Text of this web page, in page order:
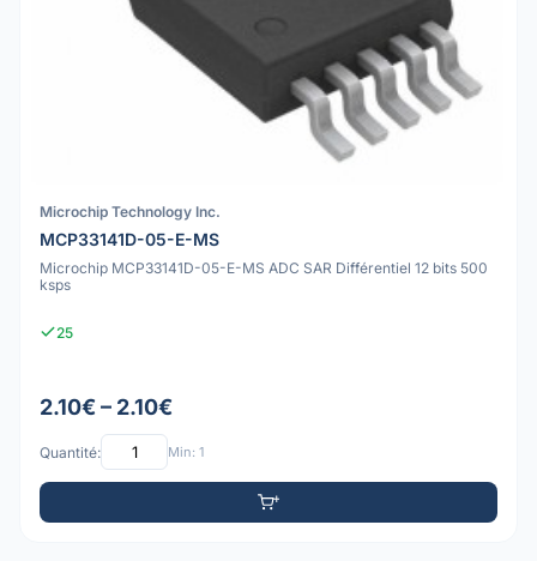
Microchip Technology Inc.
MCP33141D-05-E-MS
Microchip MCP33141D-05-E-MS ADC SAR Différentiel 12 bits 500
ksps
25
2.10€ – 2.10€
Quantité: Min: 1